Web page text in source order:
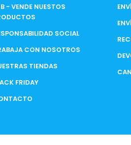
- VENDE NUESTOS
SOCIAL
CON NOSOTROS
TIENDAS
FRIDAY